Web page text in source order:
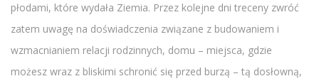
płodami, które wydała Ziemia. Przez kolejne dni treceny zwróć
zatem uwagę na doświadczenia związane z budowaniem i
wzmacnianiem relacji rodzinnych, domu – miejsca, gdzie
możesz wraz z bliskimi schronić się przed burzą – tą dosłowną,